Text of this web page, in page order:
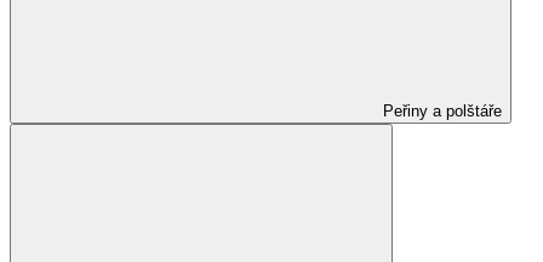
Peřiny a polštáře